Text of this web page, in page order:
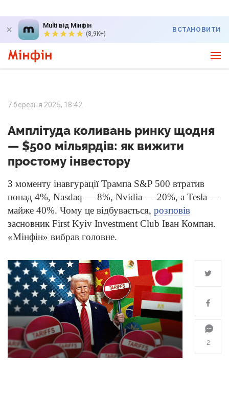
Multi від Мінфін
(8,9K+)
ВСТАНОВИТИ
7 березня 2025, 18:42
Амплітуда коливань ринку щодня
— $500 мільярдів: як вижити
простому інвестору
З моменту інавгурації Трампа S&P 500 втратив
понад 4%, Nasdaq — 8%, Nvidia — 20%, а Tesla —
майже 40%. Чому це відбувається, розповів
засновник First Kyiv Investment Club Іван Компан.
«Мінфін» вибрав головне.
2